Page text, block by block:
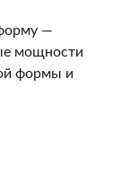
—
мощности
формы и